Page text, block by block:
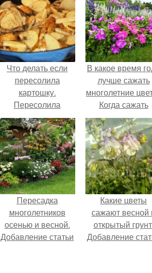
Что делать если
пересолила
картошку.
Пересолила
картошку: что
делать и как
исправить?
В какое время
лучше сажать
многолетние
Когда сажать
многолетние
Пересадка
многолетников
осенью и весной.
Добавление статьи
Какие цветы
сажают весной
открытый
Добавление